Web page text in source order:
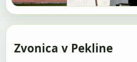
Zvonica v Pekline